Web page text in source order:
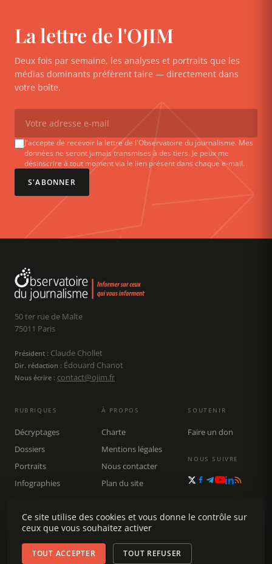
La lettre de l'OJIM
Deux fois par semaine, les analyses et portraits que les
médias dominants préfèrent taire — directement dans
votre boîte.
J'accepte de recevoir la lettre de l'Observatoire du journalisme. Mes
données ne seront jamais transmises à des tiers. Je peux me
désinscrire à tout moment via le lien présent dans chaque e-mail.
S'ABONNER
50 ter rue de Malte
75011 Paris
Président : Claude Chollet
Dir. rédaction : Édouard Chanot
Nous écrire : contact@ojim.fr
RUBRIQUES
Décryptages
Dossiers
Portraits
Infographies
Rechercher
À PROPOS
Charte
Mentions légales
Nous contacter
Plan du site
SOUTENIR
Faire un don
NOUS SUIVRE
Ce site utilise des cookies et vous donne le contrôle sur
ceux que vous souhaitez activer
TOUT ACCEPTER TOUT REFUSER